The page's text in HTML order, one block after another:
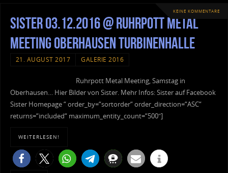
KEINE KOMMENTARE
Sister 03.12.2016 @ Ruhrpott Metal
Meeting Oberhausen Turbinenhalle
21. AUGUST 2017 GALERIE 2016
Ruhrpott Metal Meeting, Samstag in
Oberhausen… Hier Bilder von Sister. Mehr Infos: Sister auf Facebook
Sister Homepage “ order_by=“sortorder“ order_direction=“ASC“
returns=“included“ maximum_entity_count=“500″]
WEITERLESEN!